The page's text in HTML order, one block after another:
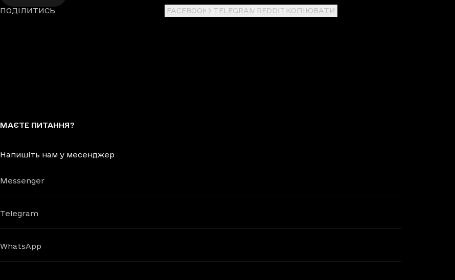
ПОДІЛИТИСЬ FACEBOOK X TELEGRAM REDDIT КОПІЮВАТИ
МАЄТЕ ПИТАННЯ?
Напишіть нам у месенджер
Messenger
Telegram
WhatsApp